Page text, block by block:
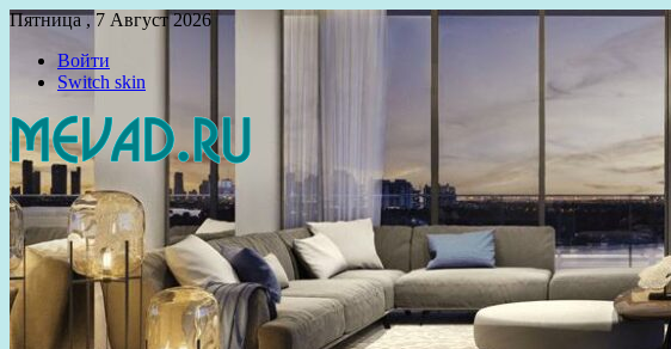
Пятница , 7 Август 2026
Войти
Switch skin